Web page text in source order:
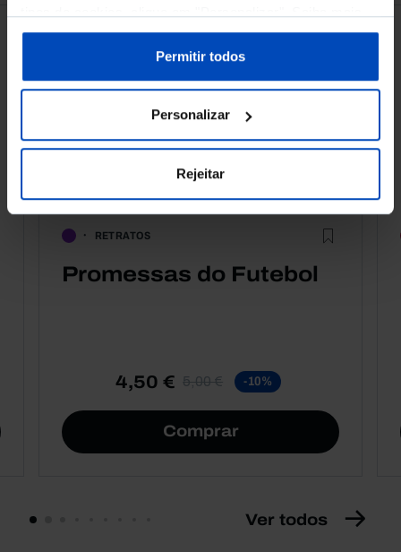
sobre cookies através da gestão de preferências ou da
Política de Cookies.
Permitir todos
Personalizar
Rejeitar
RETRATOS
Promessas do Futebol
4,50 € 5,00 € -10%
Comprar
Ver todos